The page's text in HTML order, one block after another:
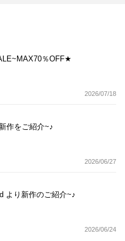
％OFF★
2026/07/18
作をご紹介~♪
2026/06/27
より新作のご紹介~♪
2026/06/24